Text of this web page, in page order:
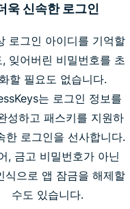
욱 신속한 로그인
로그인 아이디를 기억할
잊어버린 비밀번호를 초
할 필요도 없습니다.
는 로그인 정보를
성하고 패스키를 지원하
한 로그인을 선사합니다.
, 금고 비밀번호가 아닌
식으로 앱 잠금을 해제할
수도 있습니다.